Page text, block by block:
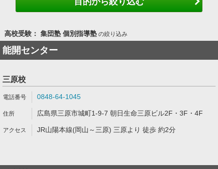
高校受験： 集団塾 個別指導塾の絞り込み
能開センター
三原校
0848-64-1045
広島県三原市城町1-9-7 朝日生命三原ビル2F・3F・4F
JR山陽本線(岡山～三原) 三原より 徒歩 約2分